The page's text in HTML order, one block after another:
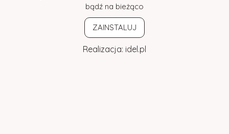
bądź na bieżąco
ZAINSTALUJ
Realizacja: idel.pl